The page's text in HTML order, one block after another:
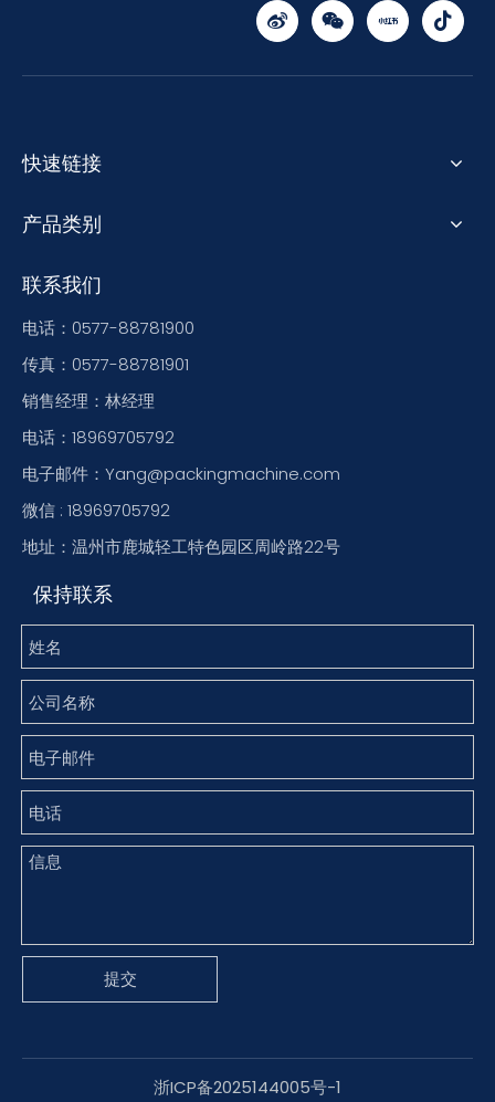
快速链接
产品类别
联系我们
电话：0577-88781900
传真：0577-88781901
销售经理：林经理
电话：18969705792
电子邮件：Yang@packingmachine.com
微信 : 18969705792
地址：温州市鹿城轻工特色园区周岭路22号
保持联系
提交
浙ICP备2025144005号-1